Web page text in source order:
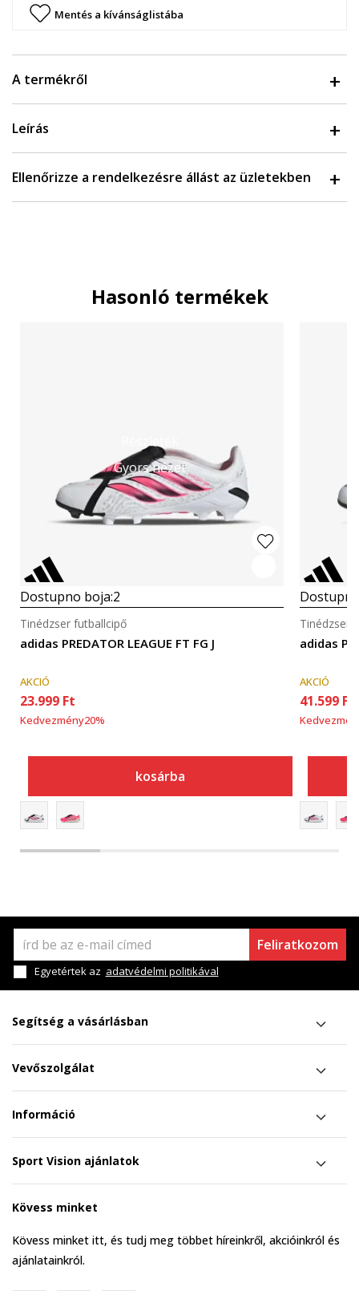
Mentés a kívánságlistába
A termékről
Leírás
Ellenőrizze a rendelkezésre állást az üzletekben
Hasonló termékek
Gyors nézet
Dostupno boja:2
adidas PREDATOR LEAGUE FT FG J
Tinédzser futballcipő
AKCIÓ
23.999 Ft
Kedvezmény20%
kosárba
adidas
Tinédzser
AKCIÓ
41.599 Ft
Feliratkozom
Egyetértek az adatvédelmi politikával
Segítség a vásárlásban
Vevőszolgálat
Információ
Sport Vision ajánlatok
Kövess minket
Kövess minket itt, és tudj meg többet híreinkről, akcióinkról és
ajánlatainkról.